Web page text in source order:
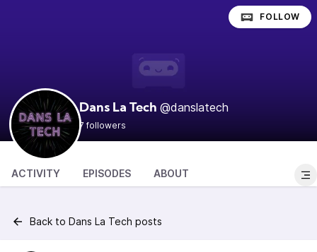
Dans La Tech @danslatech
7 followers
FOLLOW
ACTIVITY EPISODES ABOUT
Back to Dans La Tech posts